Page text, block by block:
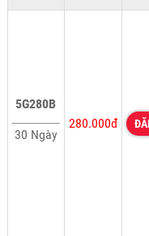
5G280B
30 Ngày
280.000đ